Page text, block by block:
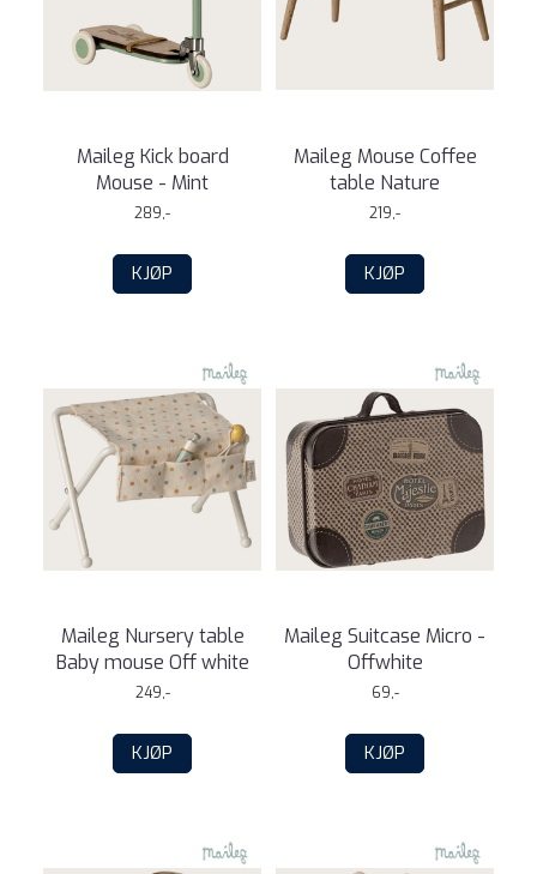
Maileg Kick board
Mouse - Mint
289,-
KJØP
Maileg Mouse Coffee
table Nature
219,-
KJØP
Maileg Nursery table
Baby mouse Off white
249,-
KJØP
Maileg Suitcase Micro -
Offwhite
69,-
KJØP